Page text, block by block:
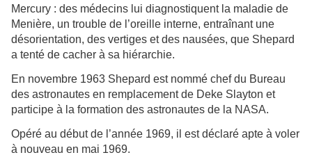
Mercury : des médecins lui diagnostiquent la maladie de
Menière, un trouble de l’oreille interne, entraînant une
désorientation, des vertiges et des nausées, que Shepard
a tenté de cacher à sa hiérarchie.
En novembre 1963 Shepard est nommé chef du Bureau
des astronautes en remplacement de Deke Slayton et
participe à la formation des astronautes de la NASA.
Opéré au début de l’année 1969, il est déclaré apte à voler
à nouveau en mai 1969.